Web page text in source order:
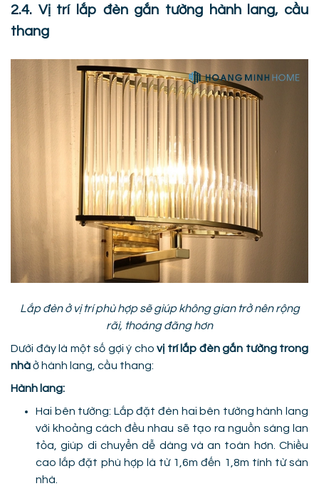
2.4. Vị trí lắp đèn gắn tường hành lang, cầu
thang
Lắp đèn ở vị trí phù hợp sẽ giúp không gian trở nên rộng
rãi, thoáng đãng hơn
Dưới đây là một số gợi ý cho vị trí lắp đèn gắn tường trong
nhàở hành lang, cầu thang:
Hành lang:
Hai bên tường: Lắp đặt đèn hai bên tường hành lang
với khoảng cách đều nhau sẽ tạo ra nguồn sáng lan
tỏa, giúp di chuyển dễ dàng và an toàn hơn. Chiều
cao lắp đặt phù hợp là từ 1,6m đến 1,8m tính từ sàn
nhà.